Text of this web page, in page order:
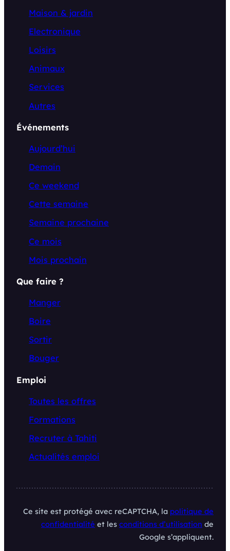
Maison & jardin
Electronique
Loisirs
Animaux
Services
Autres
Événements
Aujourd’hui
Demain
Ce weekend
Cette semaine
Semaine prochaine
Ce mois
Mois prochain
Que faire ?
Manger
Boire
Sortir
Bouger
Emploi
Toutes les offres
Formations
Recruter à Tahiti
Actualités emploi
Ce site est protégé avec reCAPTCHA, la politique de
confidentialité et les conditions d’utilisation de
Google s’appliquent.